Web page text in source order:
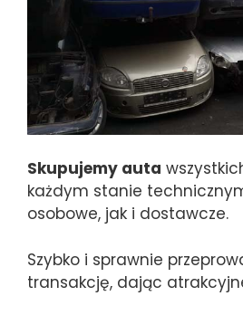
Skupujemy auta
każdym stanie
osobowe, jak i dostawcze.
Szybko i sprawnie
transakcję, dając